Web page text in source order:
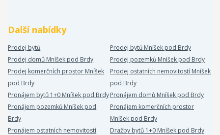
Další nabídky
Prodej bytů
Prodej bytů Mníšek pod Brdy
Prodej domů Mníšek pod Brdy
Prodej pozemků Mníšek pod Brdy
Prodej komerčních prostor Mníšek
pod Brdy
Prodej ostatních nemovitostí Mníšek
pod Brdy
Pronájem bytů 1+0 Mníšek pod BrdyPronájem domů Mníšek pod Brdy
Pronájem pozemků Mníšek pod
Brdy
Pronájem komerčních prostor
Mníšek pod Brdy
Pronájem ostatních nemovitostí
Dražby bytů 1+0 Mníšek pod Brdy